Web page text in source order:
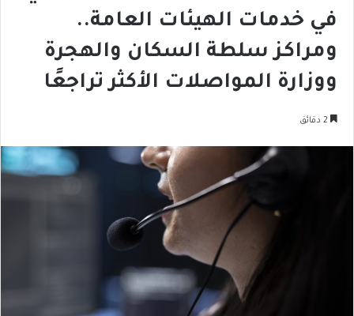
في خدمات الهيئات العامة..
ومراكز سلطة السكان والهجرة
ووزارة المواصلات الأكثر تراجعًا